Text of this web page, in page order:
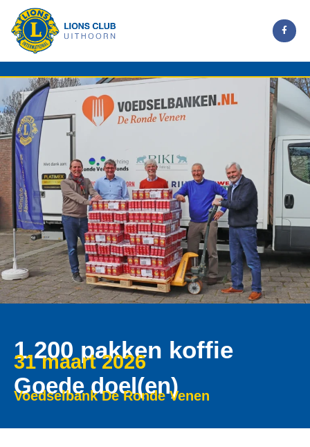
1.200 pakken koffie
31 maart 2026
Goede doel(en)
Voedselbank De Ronde Venen